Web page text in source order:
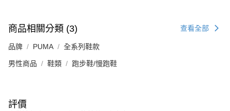
商品相關分類 (3) 查看全部
品牌 PUMA 全系列鞋款
男性商品 鞋類 跑步鞋/慢跑鞋
評價